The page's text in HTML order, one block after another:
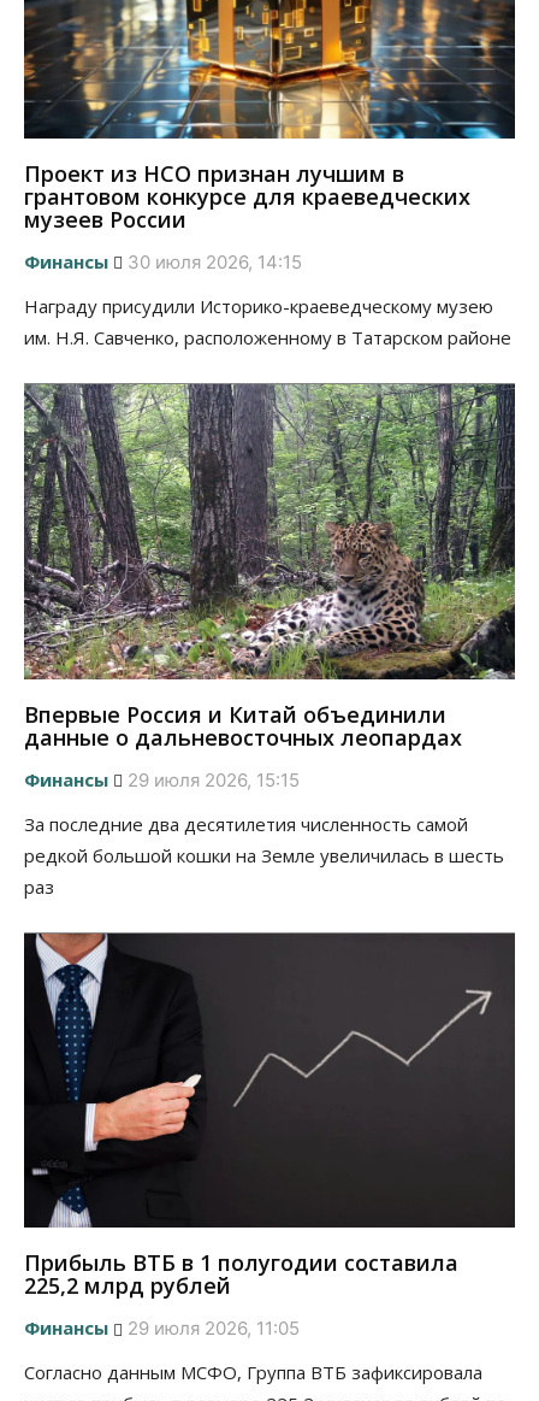
Проект из НСО признан лучшим в
грантовом конкурсе для краеведческих
музеев России
Финансы 30 июля 2026, 14:15
Награду присудили Историко-краеведческому музею
им. Н.Я. Савченко, расположенному в Татарском районе
Впервые Россия и Китай объединили
данные о дальневосточных леопардах
Финансы 29 июля 2026, 15:15
За последние два десятилетия численность самой
редкой большой кошки на Земле увеличилась в шесть
раз
Прибыль ВТБ в 1 полугодии составила
225,2 млрд рублей
Финансы 29 июля 2026, 11:05
Согласно данным МСФО, Группа ВТБ зафиксировала